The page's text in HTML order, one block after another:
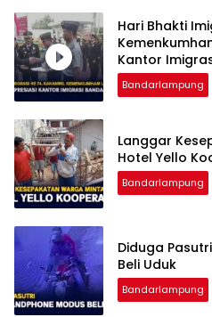
Hari Bhakti
Kantor
Bandarlampung
Langgar
Hotel Yello
Bandarlampung
Diduga
Beli Uduk
Bandarlampung